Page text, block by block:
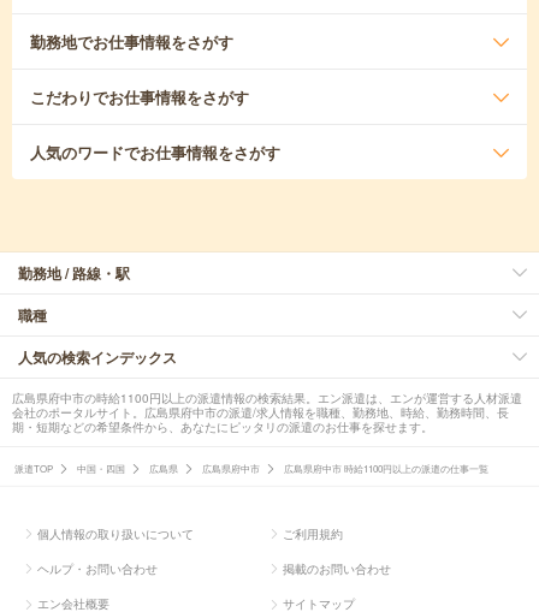
勤務地でお仕事情報をさがす
こだわりでお仕事情報をさがす
人気のワードでお仕事情報をさがす
勤務地 / 路線・駅
職種
人気の検索インデックス
広島県府中市の時給1100円以上の派遣情報の検索結果。エン派遣は、エンが運営する人材派遣
会社のポータルサイト。広島県府中市の派遣/求人情報を職種、勤務地、時給、勤務時間、長
期・短期などの希望条件から、あなたにピッタリの派遣のお仕事を探せます。
派遣TOP 中国・四国 広島県 広島県府中市 広島県府中市 時給1100円以上の派遣の仕事一覧
個人情報の取り扱いについて ご利用規約
ヘルプ・お問い合わせ 掲載のお問い合わせ
エン会社概要 サイトマップ